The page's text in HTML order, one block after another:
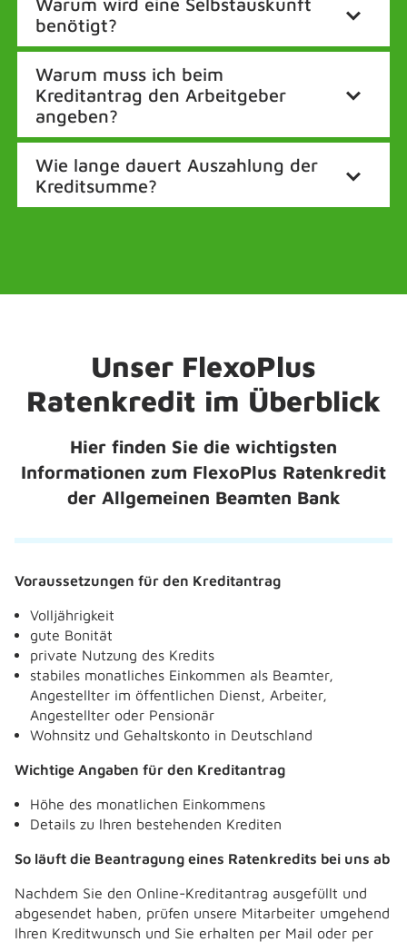
benötigt?
Warum muss ich beim
Kreditantrag den Arbeitgeber
angeben?
Wie lange dauert Auszahlung der
Kreditsumme?
Unser FlexoPlus
Ratenkredit im Überblick
Hier finden Sie die wichtigsten
Informationen zum FlexoPlus Ratenkredit
der Allgemeinen Beamten Bank
Voraussetzungen für den Kreditantrag
Volljährigkeit
gute Bonität
private Nutzung des Kredits
stabiles monatliches Einkommen als Beamter,
Angestellter im öffentlichen Dienst, Arbeiter,
Angestellter oder Pensionär
Wohnsitz und Gehaltskonto in Deutschland
Wichtige Angaben für den Kreditantrag
Höhe des monatlichen Einkommens
Details zu lhren bestehenden Krediten
So läuft die Beantragung eines Ratenkredits bei uns ab
Nachdem Sie den Online-Kreditantrag ausgefüllt und
abgesendet haben, prüfen unsere Mitarbeiter umgehend
Ihren Kreditwunsch und Sie erhalten per Mail oder per